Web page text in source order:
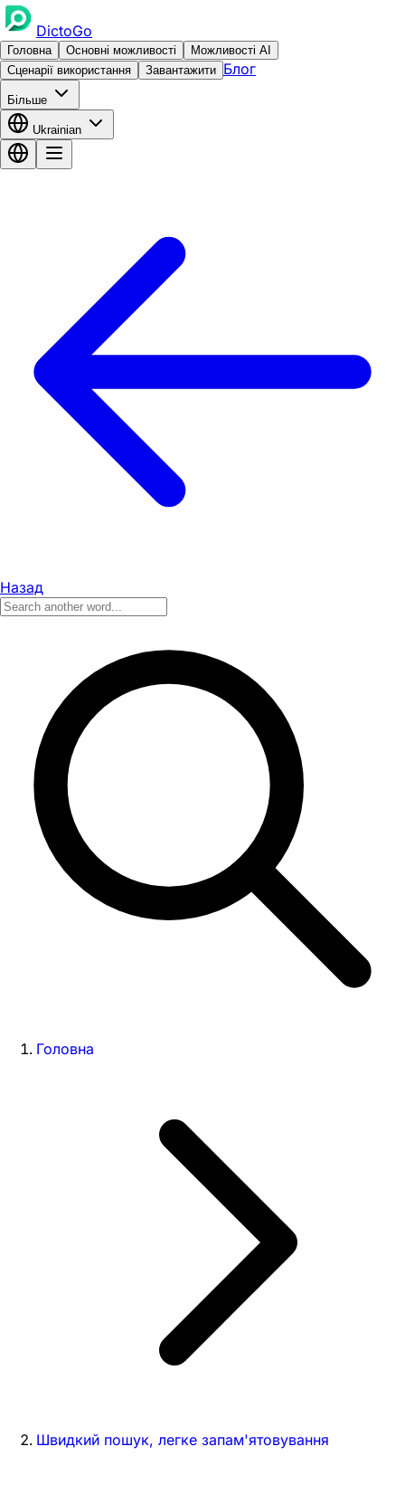
DictoGo
Головна Основні можливості
Можливості AI
Сценарії використання
Завантажити Блог
Більше
Ukrainian
Назад
Головна
Швидкий пошук, легке запам'ятовування